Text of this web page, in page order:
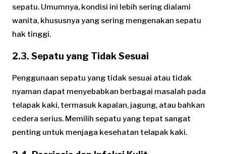
sepatu. Umumnya, kondisi ini lebih sering dialami
wanita, khususnya yang sering mengenakan sepatu
hak tinggi.
2.3. Sepatu yang Tidak Sesuai
Penggunaan sepatu yang tidak sesuai atau tidak
nyaman dapat menyebabkan berbagai masalah pada
telapak kaki, termasuk kapalan, jagung, atau bahkan
cedera serius. Memilih sepatu yang tepat sangat
penting untuk menjaga kesehatan telapak kaki.